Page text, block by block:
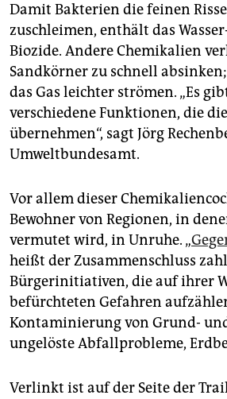
Damit Bakterien die feinen
zuschleimen, enthält das
Biozide. Andere Chemikalien
Sandkörner zu schnell
das Gas leichter strömen. „Es
verschiedene Funktionen, die
übernehmen“, sagt Jörg
Umweltbundesamt.
Vor allem dieser
Bewohner von Regionen, in
vermutet wird, in Unruhe. „
heißt der Zusammenschluss
Bürgerinitiativen, die auf ihrer
befürchteten Gefahren
Kontaminierung von Grund-
ungelöste Abfallprobleme,
Verlinkt ist auf der Seite der